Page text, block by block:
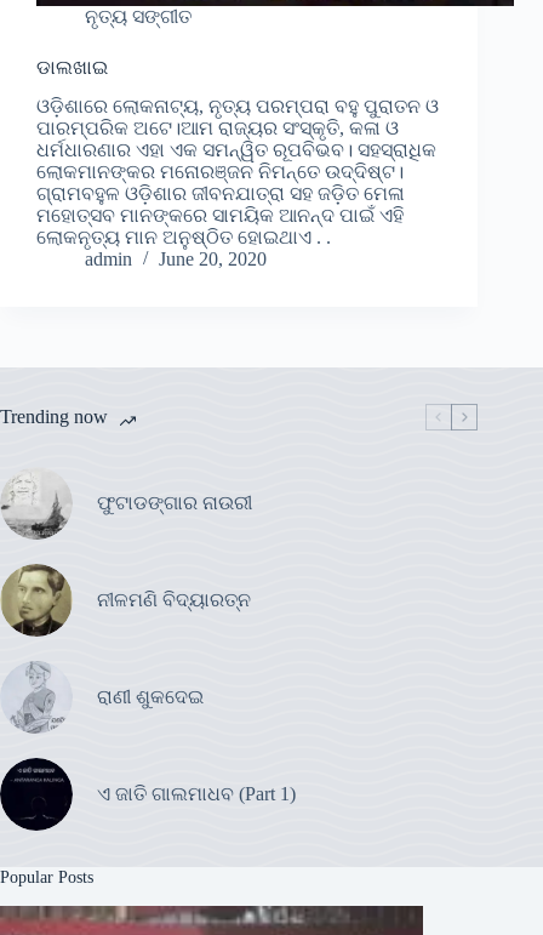
ନୃତ୍ୟ ସଙ୍ଗୀତ
ଡାଲଖାଇ
ଓଡ଼ିଶାରେ ଲୋକନାଟ୍ୟ, ନୃତ୍ୟ ପରମ୍ପରା ବହୁ ପୁରାତନ ଓ
ପାରମ୍ପରିକ ଅଟେ।ଆମ ରାଜ୍ୟର ସଂସ୍କୃତି, କଳା ଓ
ଧର୍ମଧାରଣାର ଏହା ଏକ ସମନ୍ୱିତ ରୂପବିଭବ। ସହସ୍ରାଧିକ
ଲୋକମାନଙ୍କର ମନୋରଞ୍ଜନ ନିମନ୍ତେ ଉଦ୍ଦିଷ୍ଟ।
ଗ୍ରାମବହୁଳ ଓଡ଼ିଶାର ଜୀବନଯାତ୍ରା ସହ ଜଡ଼ିତ ମେଳା
ମହୋତ୍ସବ ମାନଙ୍କରେ ସାମୟିକ ଆନନ୍ଦ ପାଇଁ ଏହି
ଲୋକନୃତ୍ୟ ମାନ ଅନୁଷ୍ଠିତ ହୋଇଥାଏ . .
admin
June 20, 2020
Trending now
ଫୁଟାଡଙ୍ଗାର ନାଉରୀ
ନୀଳମଣି ବିଦ୍ୟାରତ୍ନ
ରାଣୀ ଶୁକଦେଇ
ଏ ଜାତି ଗାଲମାଧବ (Part 1)
Popular Posts